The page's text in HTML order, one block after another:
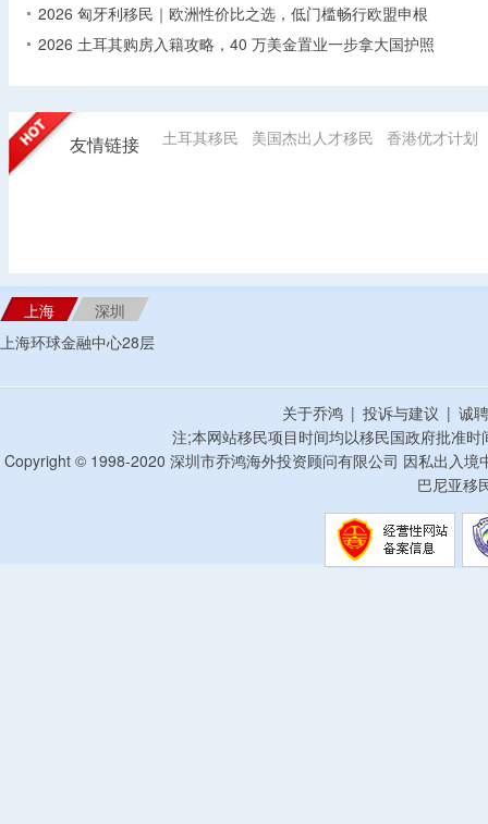
2026 匈牙利移民｜欧洲性价比之选，低门槛畅行欧盟申根
2026 土耳其购房入籍攻略，40 万美金置业一步拿大国护照
友情链接 土耳其移民 美国杰出人才移民 香港优才计划
上海
深圳
上海环球金融中心28层
关于乔鸿 | 投诉与建议 | 诚
注;本网站移民项目时间均以移民国政府批准
Copyright © 1998-2020 深圳市乔鸿海外投资顾问有限公司 因私出入
巴尼亚移